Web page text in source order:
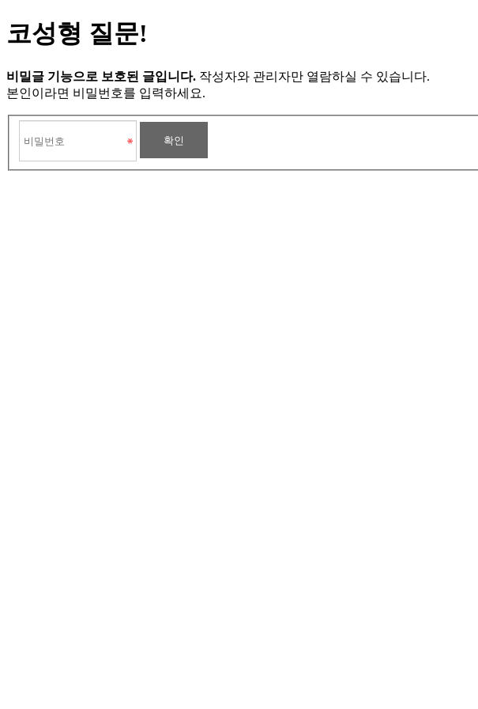
코성형 질문!
비밀글 기능으로 보호된 글입니다. 작성자와 관리자만 열람하실 수 있습니다.
본인이라면 비밀번호를 입력하세요.